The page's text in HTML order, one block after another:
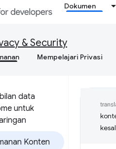
Dokumen
& Security
Mempelajari Privasi
data
untuk
Konten